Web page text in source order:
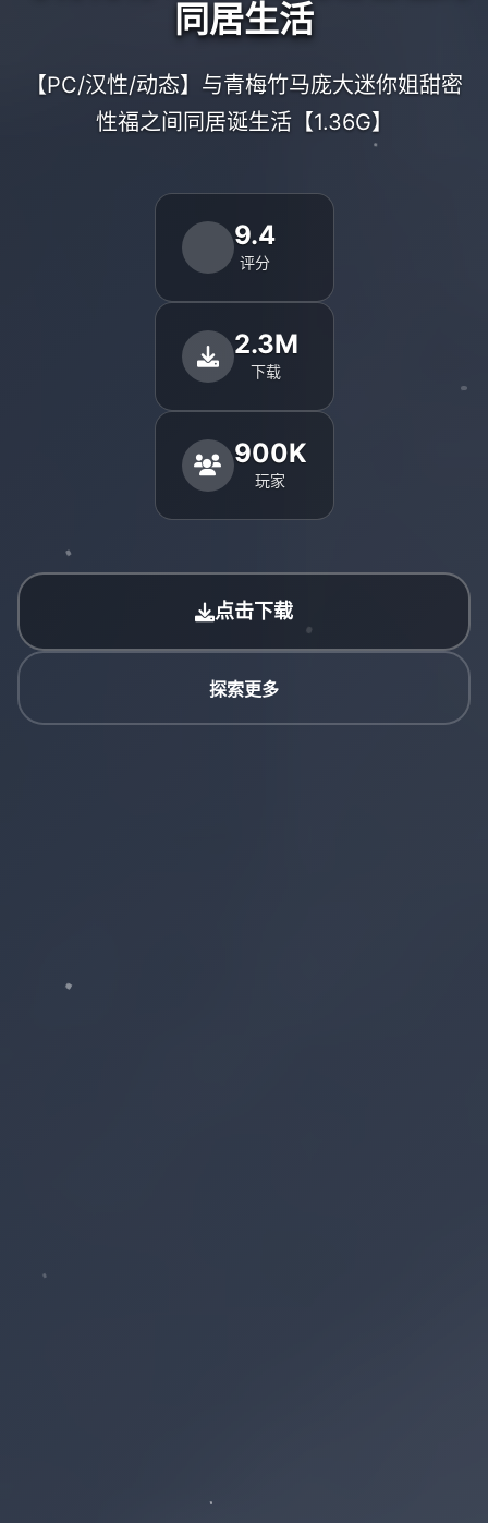
同居生活
【PC/汉性/动态】与青梅竹马庞大迷你姐甜密
性福之间同居诞生活【1.36G】
9.4
评分
2.3M
下载
900K
玩家
点击下载
探索更多